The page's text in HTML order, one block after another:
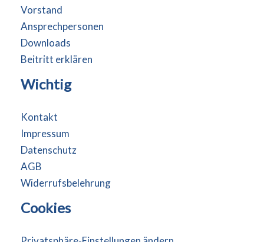
Vorstand
Ansprechpersonen
Downloads
Beitritt erklären
Wichtig
Kontakt
Impressum
Datenschutz
AGB
Widerrufsbelehrung
Cookies